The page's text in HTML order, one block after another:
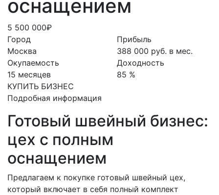
оснащением
5 500 000₽
Город
Москва
Окупаемость
15 месяцев
КУПИТЬ БИЗНЕС
Прибыль
388 000 руб. в мес.
Доходность
85 %
Подробная информация
Готовый швейный бизнес:
цех с полным
оснащением
Предлагаем к покупке готовый швейный цех,
который включает в себя полный комплект